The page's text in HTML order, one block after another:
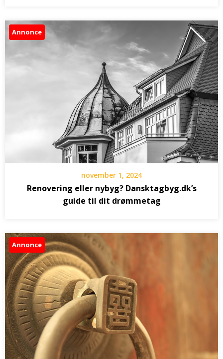
Annonce
november 1, 2024
Renovering eller nybyg? Dansktagbyg.dk’s
guide til dit drømmetag
Annonce